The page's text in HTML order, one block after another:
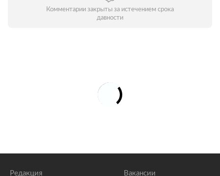
Комментарии закрыты за истечением срока
давности
Редакция Вакансии